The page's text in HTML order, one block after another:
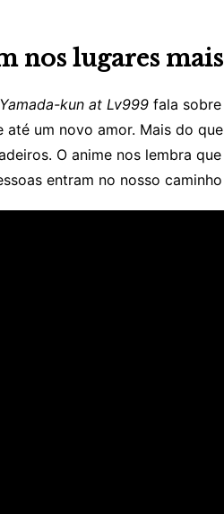
nos lugares
kun at Lv999 fala
um novo amor. Mais do
O anime nos lembra
entram no nosso